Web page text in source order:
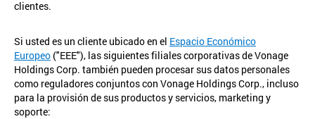
clientes.
Si usted es un cliente ubicado en el Espacio Económico
Europeo ("EEE"), las siguientes filiales corporativas de Vonage
Holdings Corp. también pueden procesar sus datos personales
como reguladores conjuntos con Vonage Holdings Corp., incluso
para la provisión de sus productos y servicios, marketing y
soporte: